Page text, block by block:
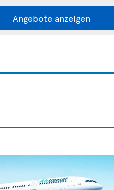
Angebote anzeigen